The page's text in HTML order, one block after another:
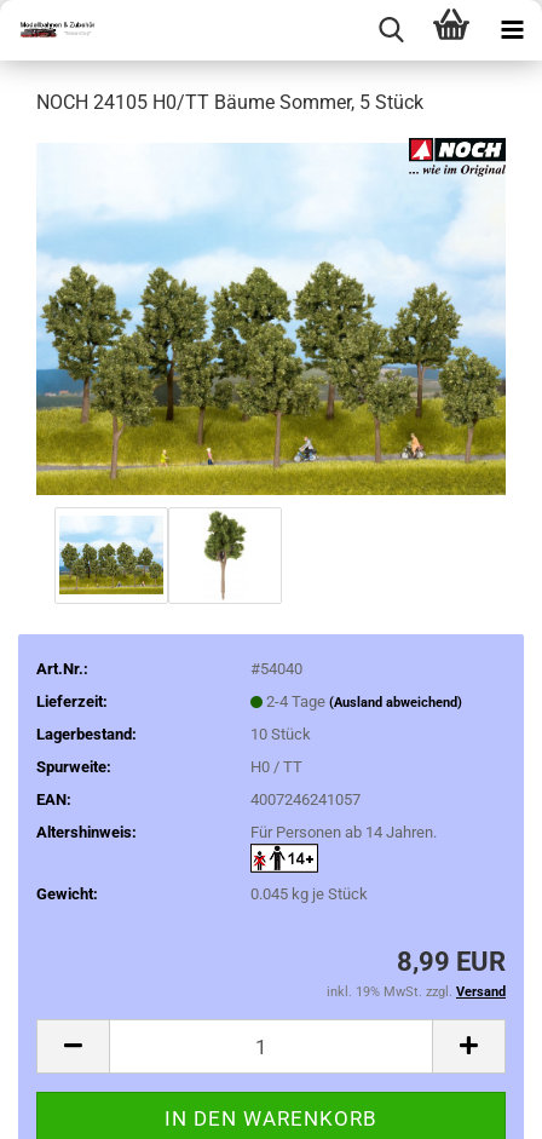
NOCH 24105 H0/TT Bäume Sommer, 5 Stück
Art.Nr.:
#54040
Lieferzeit:
2-4 Tage (Ausland abweichend)
Lagerbestand: 10 Stück
Spurweite:
H0 / TT
EAN:
4007246241057
Altershinweis:
Für Personen ab 14 Jahren.
Gewicht: 0.045kg je Stück
8,99 EUR
inkl. 19% MwSt. zzgl. Versand